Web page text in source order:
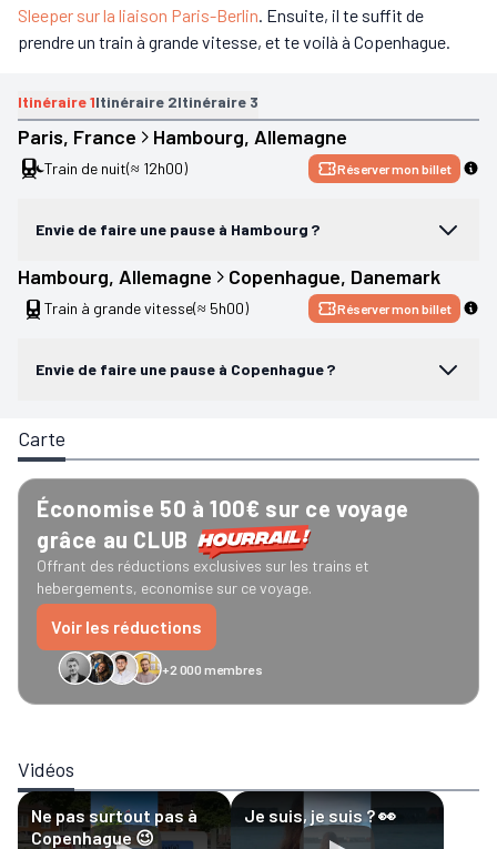
Sleeper sur la liaison Paris-Berlin . Ensuite, il te suffit de
prendre un train à grande vitesse, et te voilà à Copenhague.
Itinéraire1Itinéraire 2Itinéraire 3
Paris, France Hambourg, Allemagne
Train de nuit(≈ 12h00) Réserver mon billet
Envie de faire une pause à Hambourg ?
Hambourg, Allemagne Copenhague, Danemark
Train à grande vitesse(≈ 5h00) Réserver mon billet
Envie de faire une pause à Copenhague ?
Carte
Économise 50 à 100€ sur ce voyage
grâce au CLUB
Offrant des réductions exclusives sur les trains et
hebergements, economise sur ce voyage.
Voir les réductions
+2 000 membres
GreenGo Caledonian
Vidéos
Ne pas surtout pas à
Copenhague 😉
Je suis, je suis ? 👀